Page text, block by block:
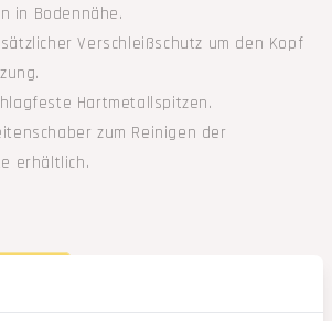
in Bodennähe.
Verschleißschutz um den Kopf
Hartmetallspitzen.
zum Reinigen der
erhältlich.